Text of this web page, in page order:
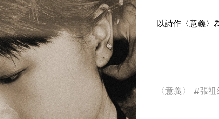
以詩作〈意義〉
〈意義〉 #張祖